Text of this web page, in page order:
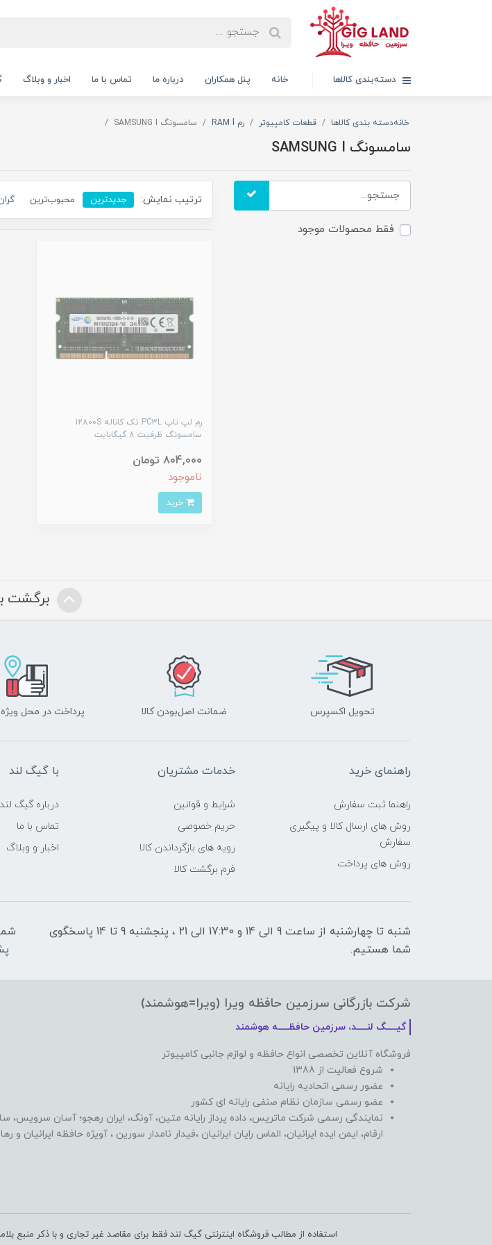
دسته‌بندی کالاها خانه پنل همکاران درباره ما تماس با ما اخبار و وبلاگ
خانهدسته بندی کالاها قطعات کامپیوتر رم RAM l سامسونگ SAMSUNG I
سامسونگ SAMSUNG I
فقط محصولات موجود
ترتیب نمایش: جدیدترین محبوب‌ترین
رم لپ تاپ PC3L تک کاناله 12800S
سامسونگ ظرفیت 8 گیگابایت
804,000 تومان
ناموجود
برگشت
تحویل اکسپرس ضمانت اصل‌بودن کالا پرداخت در محل
راهنمای خرید
راهنما ثبت سفارش
روش های ارسال کالا و پیگیری
سفارش
روش های پرداخت
خدمات مشتریان
شرایط و قوانین
حریم خصوصی
رویه های بازگرداندن کالا
فرم برگشت کالا
با گیگ لند
درباره گیگ لند
تماس با ما
اخبار و وبلاگ
شنبه تا چهارشنبه از ساعت 9 الی ۱4 و 17:30 الی ۲1 ، پنجشنبه 9 تا 14 پاسخگوی
شما هستیم.
شرکت بازرگانی سرزمین حافظه ویرا (ویرا=هوشمند)
گیـــــگ لنـــــد، سرزمین حافظـــــه هوشمند
فروشگاه آنلاین تخصصی انواع حافظه و لوازم جانبی کامپیوتر
شروع فعالیت از 1388
عضور رسمی اتحادیه رایانه
عضو رسمی سازمان نظام صنفی رایانه ای کشور
نمایندگی رسمی شرکت ماتریس، داده پرداز رایانه متین، آونگ، ایران رهجو؛ آسان سرویس،
ارقام، ایمن ایده ایرانیان، الماس رایان ایرانیان ،فیدار نامدار سورین ، آویژه حافظه ایرانیان و
استفاده از مطالب فروشگاه اینترنتی گیگ لند فقط برای مقاصد غیر تجاری و با ذکر